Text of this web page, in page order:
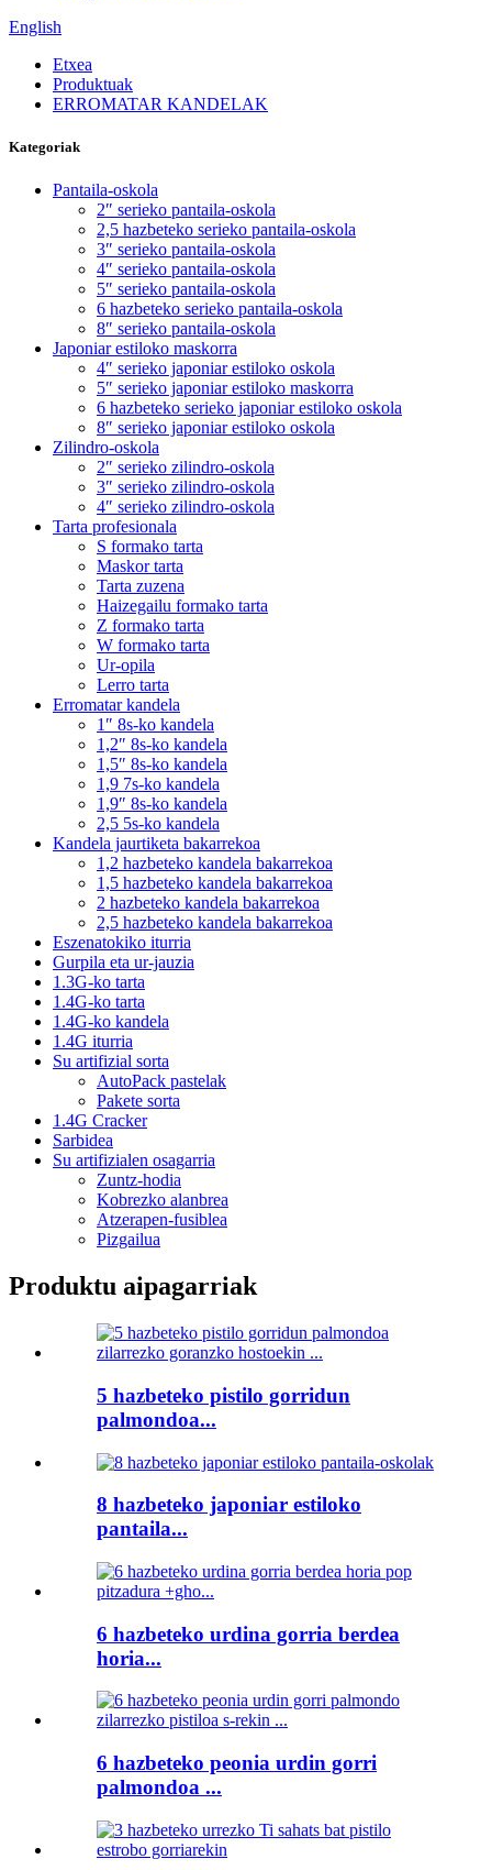
English
Etxea
Produktuak
ERROMATAR KANDELAK
Kategoriak
Pantaila-oskola
2″ serieko pantaila-oskola
2,5 hazbeteko serieko pantaila-oskola
3″ serieko pantaila-oskola
4″ serieko pantaila-oskola
5″ serieko pantaila-oskola
6 hazbeteko serieko pantaila-oskola
8″ serieko pantaila-oskola
Japoniar estiloko maskorra
4″ serieko japoniar estiloko oskola
5″ serieko japoniar estiloko maskorra
6 hazbeteko serieko japoniar estiloko oskola
8″ serieko japoniar estiloko oskola
Zilindro-oskola
2″ serieko zilindro-oskola
3″ serieko zilindro-oskola
4″ serieko zilindro-oskola
Tarta profesionala
S formako tarta
Maskor tarta
Tarta zuzena
Haizegailu formako tarta
Z formako tarta
W formako tarta
Ur-opila
Lerro tarta
Erromatar kandela
1″ 8s-ko kandela
1,2″ 8s-ko kandela
1,5″ 8s-ko kandela
1,9 7s-ko kandela
1,9″ 8s-ko kandela
2,5 5s-ko kandela
Kandela jaurtiketa bakarrekoa
1,2 hazbeteko kandela bakarrekoa
1,5 hazbeteko kandela bakarrekoa
2 hazbeteko kandela bakarrekoa
2,5 hazbeteko kandela bakarrekoa
Eszenatokiko iturria
Gurpila eta ur-jauzia
1.3G-ko tarta
1.4G-ko tarta
1.4G-ko kandela
1.4G iturria
Su artifizial sorta
AutoPack pastelak
Pakete sorta
1.4G Cracker
Sarbidea
Su artifizialen osagarria
Zuntz-hodia
Kobrezko alanbrea
Atzerapen-fusiblea
Pizgailua
Produktu aipagarriak
5 hazbeteko pistilo gorridun
palmondoa...
8 hazbeteko japoniar estiloko
pantaila...
6 hazbeteko urdina gorria berdea
horia...
6 hazbeteko peonia urdin gorri
palmondoa ...